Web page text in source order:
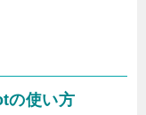
の使い方